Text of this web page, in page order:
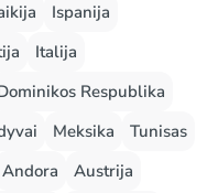
Ispanija
Italija
Respublika
Meksika
Tunisas
Andora
Austrija